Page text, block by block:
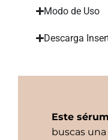
Modo de Uso
Descarga
Este
buscas